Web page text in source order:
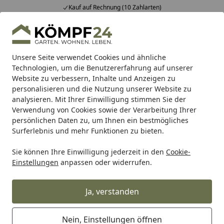
Unsere Seite verwendet Cookies und ähnliche
Technologien, um die Benutzererfahrung auf unserer
Website zu verbessern, Inhalte und Anzeigen zu
personalisieren und die Nutzung unserer Website zu
analysieren. Mit Ihrer Einwilligung stimmen Sie der
Verwendung von Cookies sowie der Verarbeitung Ihrer
persönlichen Daten zu, um Ihnen ein bestmögliches
Surferlebnis und mehr Funktionen zu bieten.
Sie können Ihre Einwilligung jederzeit in den Cookie-
Einstellungen anpassen oder widerrufen.
Ja, verstanden
Nein, Einstellungen öffnen
Kauf auf Rechnung (10 Zahlarten)
Alle Produkte
Mein Konto
Suchen
Startseite
Sauna Zubehör für Saunen Saunaausstattung
Saunaliegen
Ihre Artikelübersicht
Kategorien
Filter / Sortierung
15 Artikel gefunden